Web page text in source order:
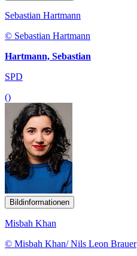
Sebastian Hartmann
© Sebastian Hartmann
Hartmann, Sebastian
SPD
()
Bildinformationen
Misbah Khan
© Misbah Khan/ Nils Leon Brauer